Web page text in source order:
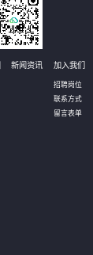
新闻资讯 加入我们
招聘岗位
联系方式
留言表单